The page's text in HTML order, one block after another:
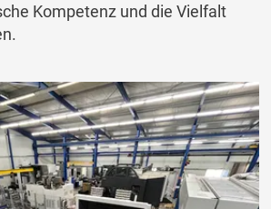
Kompetenz und die Vielfalt